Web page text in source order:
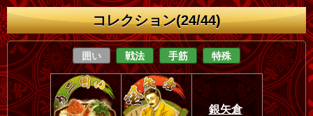
コレクション(24/44)
囲い 戦法 手筋 特殊
銀矢倉